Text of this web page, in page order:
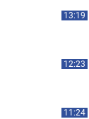
13:19
12:23
11:24